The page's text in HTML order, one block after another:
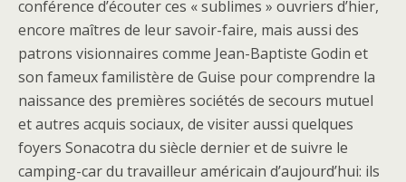
conférence d’écouter ces « sublimes » ouvriers d’hier,
encore maîtres de leur savoir-faire, mais aussi des
patrons visionnaires comme Jean-Baptiste Godin et
son fameux familistère de Guise pour comprendre la
naissance des premières sociétés de secours mutuel
et autres acquis sociaux, de visiter aussi quelques
foyers Sonacotra du siècle dernier et de suivre le
camping-car du travailleur américain d’aujourd’hui: ils